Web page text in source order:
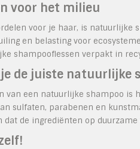
voor het milieu
voor je haar, is
en belasting voor
shampooflessen verpakt in
je de juiste natuurlijke
van een natuurlijke shampoo is
sulfaten, parabenen en
dat de ingrediënten op duurzame